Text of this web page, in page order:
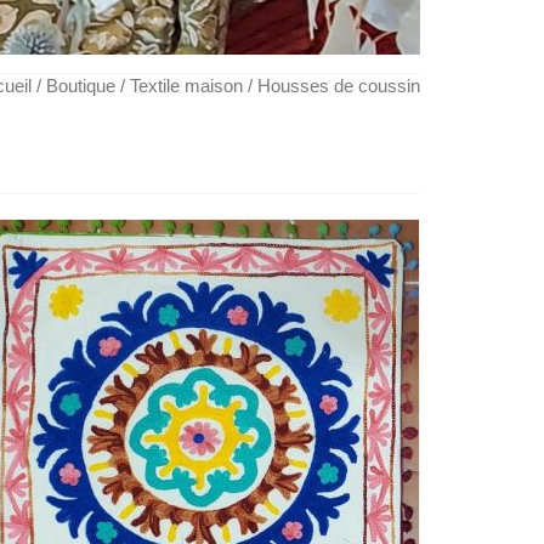
/ Boutique / Textile maison / Housses de coussin